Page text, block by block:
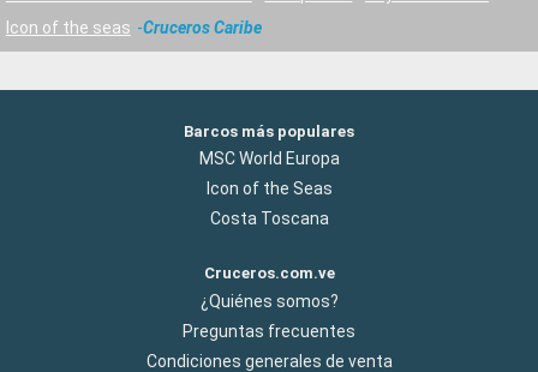
Icon of the seas
Cruceros Caribe
Barcos más populares
MSC World Europa
Icon of the Seas
Costa Toscana
Cruceros.com.ve
¿Quiénes somos?
Preguntas frecuentes
Condiciones generales de venta